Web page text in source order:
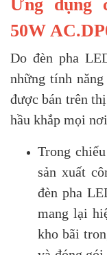
Ứng dụng
50W
Do đèn pha
những tính
được bán trên
hầu khắp mọi
Trong
sản xuất
đèn pha
mang lại
kho bãi